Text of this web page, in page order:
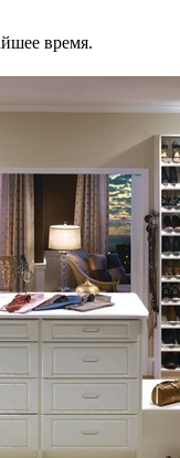
время.